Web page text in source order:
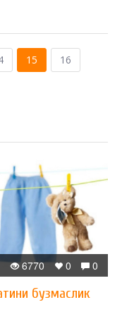
15
16
0
0
6770
бузмаслик